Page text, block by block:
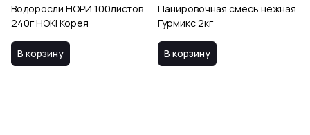
Водоросли НОРИ 100листов
240г HOKI Корея
В корзину
Панировочная смесь нежная
Гурмикс 2кг
В корзину